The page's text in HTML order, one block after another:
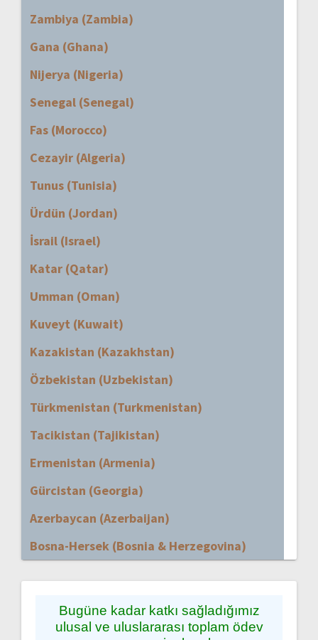
Zambiya (Zambia)
Gana (Ghana)
Nijerya (Nigeria)
Senegal (Senegal)
Fas (Morocco)
Cezayir (Algeria)
Tunus (Tunisia)
Ürdün (Jordan)
İsrail (Israel)
Katar (Qatar)
Umman (Oman)
Kuveyt (Kuwait)
Kazakistan (Kazakhstan)
Özbekistan (Uzbekistan)
Türkmenistan (Turkmenistan)
Tacikistan (Tajikistan)
Ermenistan (Armenia)
Gürcistan (Georgia)
Azerbaycan (Azerbaijan)
Bosna-Hersek (Bosnia & Herzegovina)
Bugüne kadar katkı sağladığımız
ulusal ve uluslararası toplam ödev